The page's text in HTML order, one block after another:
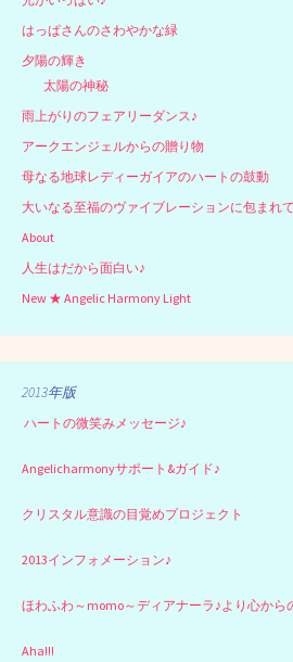
はっぱさんのさわやかな緑
夕陽の輝き
太陽の神秘
雨上がりのフェアリーダンス♪
アークエンジェルからの贈り物
母なる地球レディーガイアのハートの鼓動
大いなる至福のヴァイブレーションに包まれて
About
人生はだから面白い♪
New ★ Angelic Harmony Light
2013年版
ハートの微笑みメッセージ♪
Angelicharmonyサポート&ガイド♪
クリスタル意識の目覚めプロジェクト
2013インフォメーション♪
ほわふわ～momo～ディアナーラ♪より心から
Aha!!!